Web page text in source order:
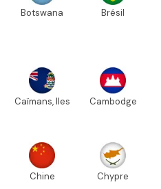
Botswana Brésil
Caïmans, Iles Cambodge
Chine Chypre